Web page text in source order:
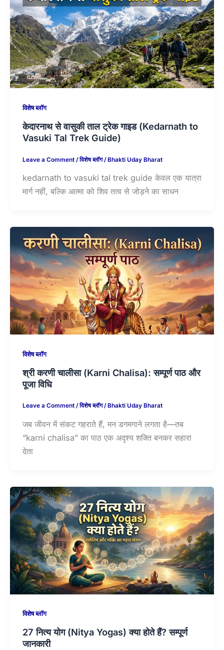
विशेष ब्लॉग
केदारनाथ से वासुकी ताल ट्रेक गाइड (Kedarnath to
Vasuki Tal Trek Guide)
Leave a Comment /विशेष ब्लॉग/Bhakti Uday Bharat
kedarnath to vasuki tal trek guide केवल एक यात्रा
मार्ग नहीं, बल्कि आत्मा को शिव तत्व से जोड़ने का साधन
विशेष ब्लॉग
श्री करणी चालीसा (Karni Chalisa): सम्पूर्ण पाठ और
पूजा विधि
Leave a Comment /विशेष ब्लॉग/ Bhakti Uday Bharat
जब जीवन में संकट गहराते हैं, मन डगमगाने लगता है—तब
“karni chalisa” का पाठ एक अदृश्य शक्ति बनकर सहारा
देता
विशेष ब्लॉग
27 नित्य योग (Nitya Yogas) क्या होते हैं? सम्पूर्ण
जानकारी